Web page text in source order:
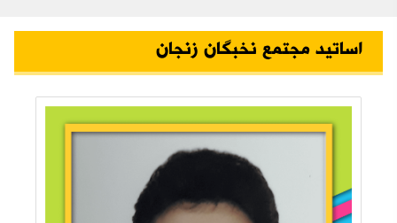
اساتید مجتمع نخبگان زنجان